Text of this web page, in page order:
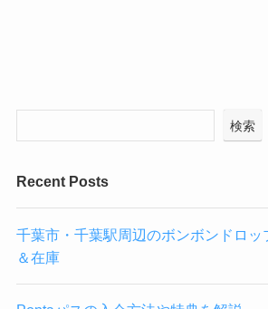
検索
Recent Posts
千葉市・千葉駅周辺のボンボンドロッ
＆在庫